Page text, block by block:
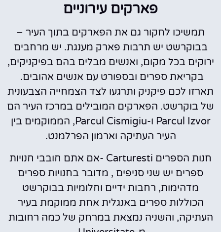
פארקים עירוניים
תמשיכו לחקור גם את הפארקים בתוך העיר –
בבוקרשט יש תרבות פארק מענגת. יש מרחבים
ירוקים בכל מקום, ואנשים מבלים בהם בפיקניקים,
בקריאת ספרים ובספורט עם אנשים אהובים.
תארזו לכם פיקניק ותרגעו לצד הצמחייה הצבעונית
של בוקרשט. הפארקים המובילים במרכז העיר הם
Parcul Izvor ו-Parcul Cismigiu, הממוקמים בין
העיר העתיקה וארמון הפרלמנט.
חנות הספרים Carturesti -אם אתם חובבי חנויות
ספרים יש שני סניפים , מדובר בחנויות ספרים
מדהימות, רחבות ידיים וחלומיות בבוקרשט
הכוללות ספרים באנגלית אחת ממוקמת בעיר
העתיקה, והשניה נמצאת במרחק של כמה רחובות